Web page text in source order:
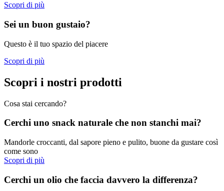
Scopri di più
Sei un buon gustaio?
Questo è il tuo spazio del piacere
Scopri di più
Scopri i nostri prodotti
Cosa stai cercando?
Cerchi uno snack naturale che non stanchi mai?
Mandorle croccanti, dal sapore pieno e pulito, buone da gustare così
come sono
Scopri di più
Cerchi un olio che faccia davvero la differenza?